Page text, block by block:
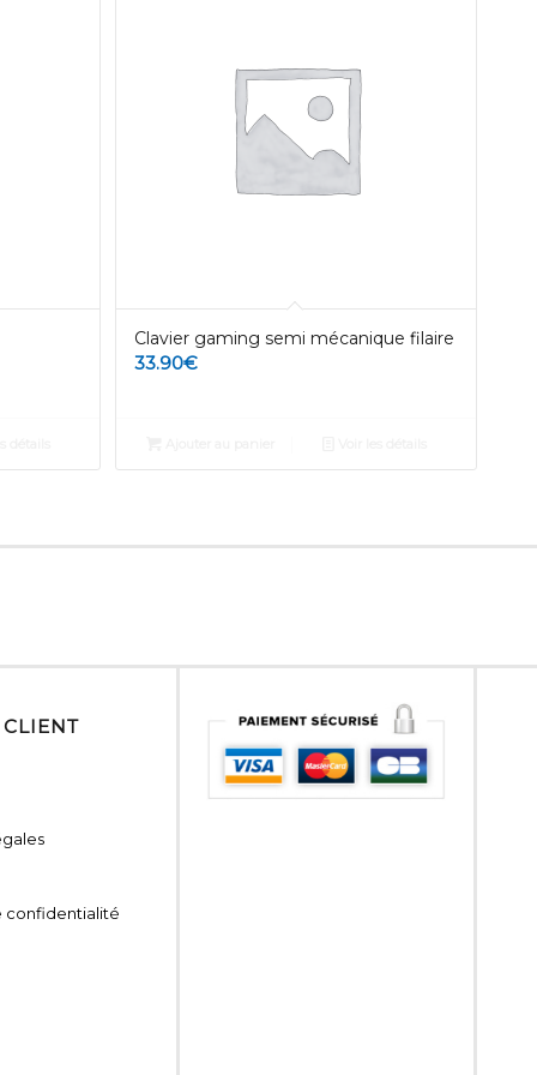
Clavier gaming semi mécanique filaire
33.90€
confidentialité